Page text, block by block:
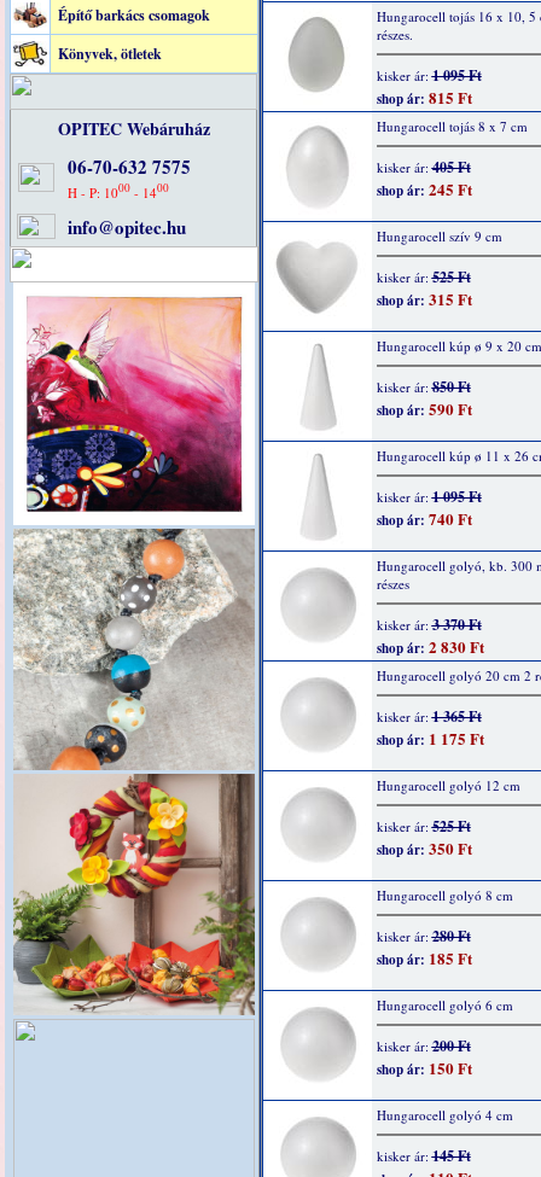
Építő barkács csomagok
Könyvek, ötletek
OPITEC Webáruház
06-70-632 7575
H - P: 1000 - 1400
info@opitec.hu
Hungarocell tojás 16 x 10, 5
részes.
kisker ár:1 095 Ft
shop ár: 815 Ft
Hungarocell tojás 8 x 7 cm
kisker ár:405 Ft
shop ár: 245 Ft
Hungarocell szív 9 cm
kisker ár:525 Ft
shop ár: 315 Ft
Hungarocell kúp ø 9 x 20 cm
kisker ár:850 Ft
shop ár: 590 Ft
Hungarocell kúp ø 11 x 26
kisker ár:1 095 Ft
shop ár: 740 Ft
Hungarocell golyó, kb. 300
részes
kisker ár:3 370 Ft
shop ár: 2 830 Ft
Hungarocell golyó 20 cm 2
kisker ár:1 365 Ft
shop ár: 1 175 Ft
Hungarocell golyó 12 cm
kisker ár:525 Ft
shop ár: 350 Ft
Hungarocell golyó 8 cm
kisker ár:280 Ft
shop ár: 185 Ft
Hungarocell golyó 6 cm
kisker ár:200 Ft
shop ár: 150 Ft
Hungarocell golyó 4 cm
kisker ár:145 Ft